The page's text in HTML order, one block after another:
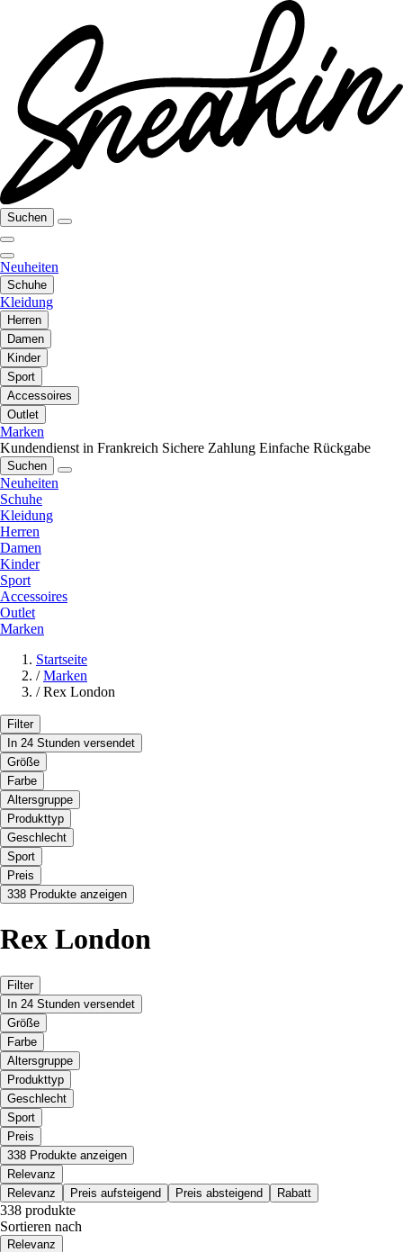
Suchen
Neuheiten
Schuhe
Kleidung
Herren
Damen
Kinder
Sport
Accessoires
Outlet
Marken
Kundendienst in Frankreich Sichere Zahlung Einfache Rückgabe
Suchen
Neuheiten
Schuhe
Kleidung
Herren
Damen
Kinder
Sport
Accessoires
Outlet
Marken
Startseite
/ Marken
/ Rex London
Filter
In 24 Stunden versendet
Größe
Farbe
Altersgruppe
Produkttyp
Geschlecht
Sport
Preis
338 Produkte anzeigen
Rex London
Filter
In 24 Stunden versendet
Größe
Farbe
Altersgruppe
Produkttyp
Geschlecht
Sport
Preis
338 Produkte anzeigen
Relevanz
Relevanz
Preis aufsteigend Preis absteigend Rabatt
338 produkte
Sortieren nach
Relevanz